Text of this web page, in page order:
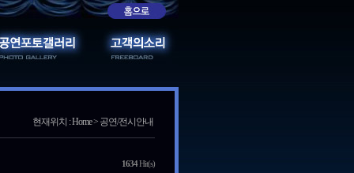
현재위치 : Home > 공연/전시안내
1634Hit(s)